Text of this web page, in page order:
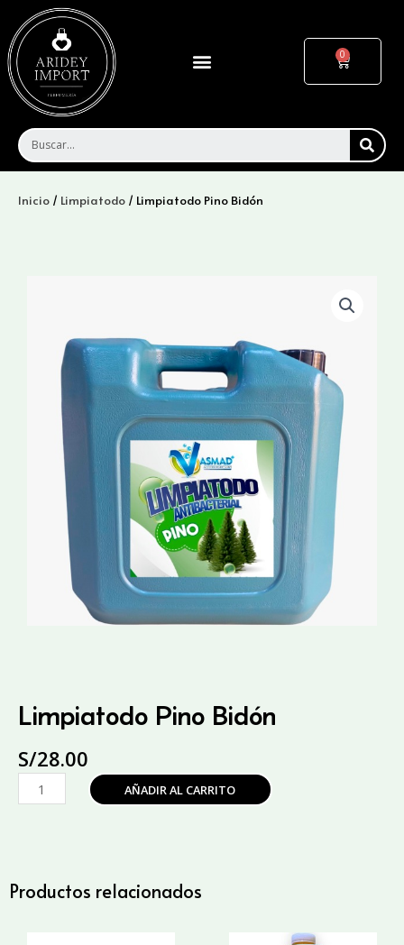
contenido
Menu Cart
Inicio / Limpiatodo / Limpiatodo Pino Bidón
Limpiatodo Pino Bidón
S/28.00
Limpiatodo
Pino
AÑADIR AL CARRITO
Productos relacionados